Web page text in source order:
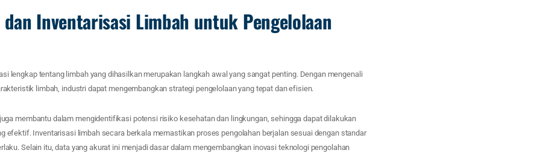
Inventarisasi Limbah untuk Pengelolaan
lengkap tentang limbah yang dihasilkan merupakan langkah awal yang sangat penting. Dengan mengenali
limbah, industri dapat mengembangkan strategi pengelolaan yang tepat dan efisien.
membantu dalam mengidentifikasi potensi risiko kesehatan dan lingkungan, sehingga dapat dilakukan
efektif. Inventarisasi limbah secara berkala memastikan proses pengolahan berjalan sesuai dengan standar
Selain itu, data yang akurat ini menjadi dasar dalam mengembangkan inovasi teknologi pengolahan